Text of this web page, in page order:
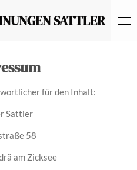
SATTLER
für den Inhalt:
Sattler
58
am Zicksee